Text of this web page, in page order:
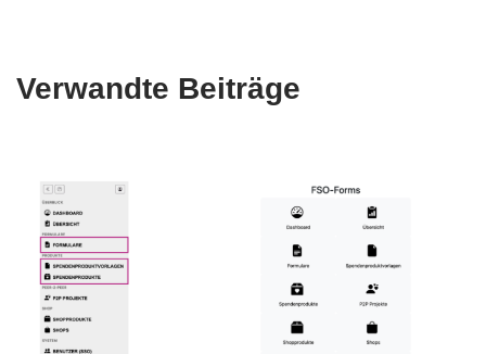
Verwandte Beiträge